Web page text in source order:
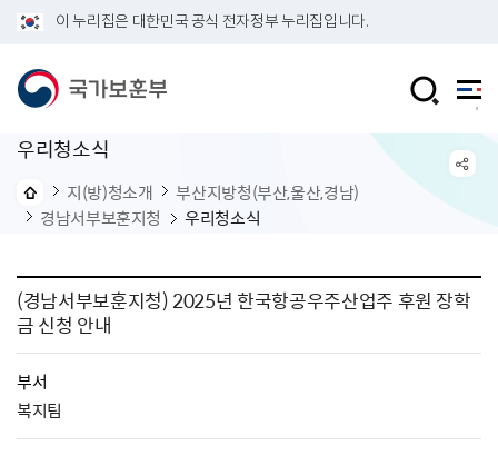
이 누리집은 대한민국 공식 전자정부 누리집입니다.
우리청소식
지(방)청소개
부산지방청(부산,울산,경남)
경남서부보훈지청
우리청소식
(경남서부보훈지청) 2025년 한국항공우주산업주 후원 장학
금 신청 안내
부서
복지팀